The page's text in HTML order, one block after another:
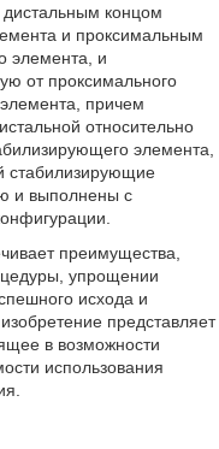
концом
и проксимальным
элемента, и
от проксимального
причем
относительно
элемента,
стабилизирующие
и выполнены с
преимущества,
упрощении
исхода и
представляет
в возможности
использования